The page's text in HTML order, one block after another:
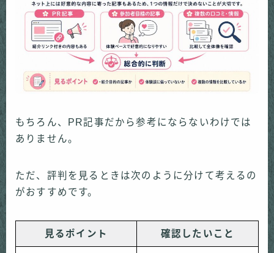
もちろん、PR記事だから参考にならないわけでは
ありません。
ただ、評判を見るときは次のように分けて考えるの
がおすすめです。
見るポイント 確認したいこと